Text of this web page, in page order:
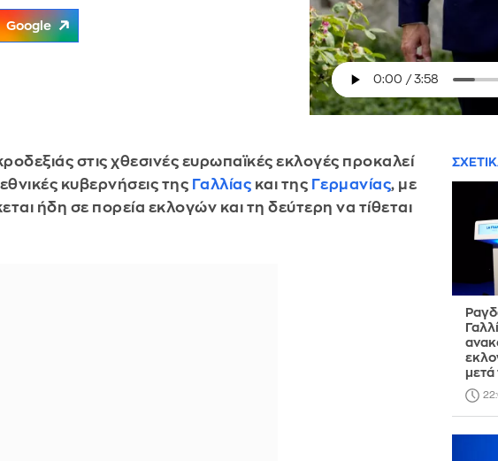
Google
στις χθεσινές ευρωπαϊκές εκλογές προκαλεί
κυβερνήσεις της Γαλλίας και της Γερμανίας, με
ήδη σε πορεία εκλογών και τη δεύτερη να τίθεται
μετά